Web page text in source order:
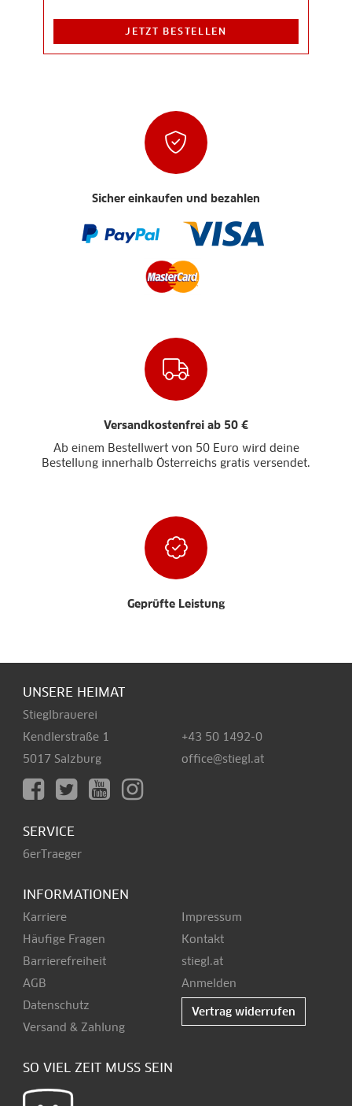
JETZT BESTELLEN
Sicher einkaufen und bezahlen
Versandkostenfrei ab 50 €
Ab einem Bestellwert von 50 Euro wird deine
Bestellung innerhalb Österreichs gratis versendet.
Geprüfte Leistung
UNSERE HEIMAT
Stieglbrauerei
Kendlerstraße 1
5017 Salzburg
+43 50 1492-0
office@stiegl.at
SERVICE
6erTraeger
INFORMATIONEN
Karriere
Häufige Fragen
Barrierefreiheit
AGB
Datenschutz
Versand & Zahlung
Impressum
Kontakt
stiegl.at
Anmelden
Vertrag widerrufen
SO VIEL ZEIT MUSS SEIN